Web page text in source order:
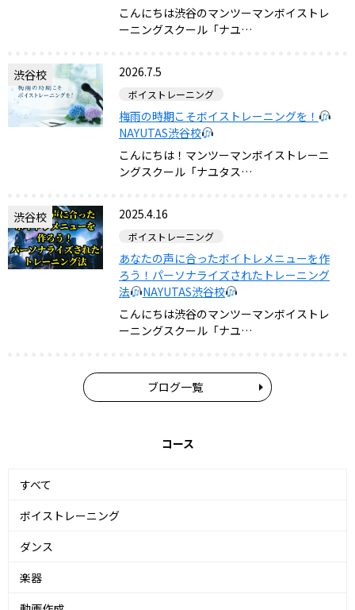
こんにちは渋谷のマンツーマンボイストレ
ーニングスクール「ナユ…
渋谷校 2026.7.5
ボイストレーニング
梅雨の時期こそボイストレーニングを！
NAYUTAS渋谷校
こんにちは！マンツーマンボイストレーニ
ングスクール「ナユタス…
渋谷校 2025.4.16
ボイストレーニング
あなたの声に合ったボイトレメニューを作
ろう！パーソナライズされたトレーニング
法
NAYUTAS渋谷校
こんにちは渋谷のマンツーマンボイストレ
ーニングスクール「ナユ…
ブログ一覧
コース
すべて
ボイストレーニング
ダンス
楽器